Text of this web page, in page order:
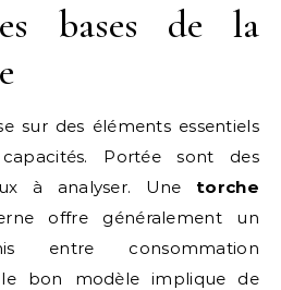
bases de la
sur des éléments essentiels
Portée sont des
à analyser. Une torche
offre généralement un
entre consommation
le bon modèle implique de